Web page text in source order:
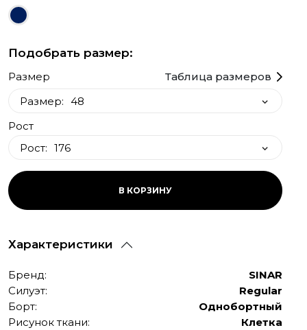
Подобрать размер:
Размер
Таблица размеров
Размер: 48
48
50
Рост
Рост: 176
В КОРЗИНУ
Характеристики
Бренд:
SINAR
Силуэт:
Regular
Борт:
Однобортный
Рисунок ткани:
Клетка